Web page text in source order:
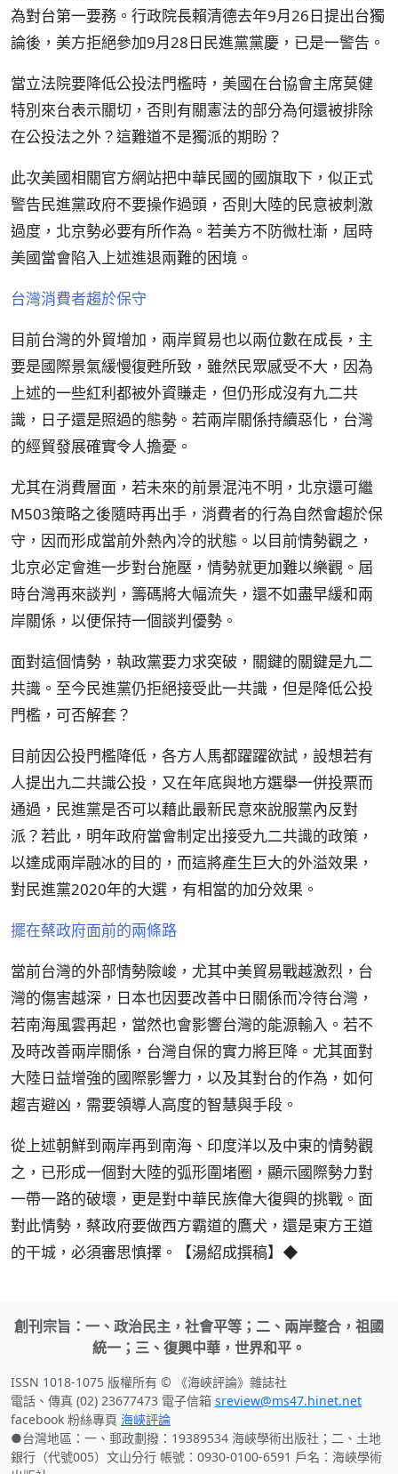
為對台第一要務。行政院長賴清德去年9月26日提出台獨
論後，美方拒絕參加9月28日民進黨黨慶，已是一警告。
當立法院要降低公投法門檻時，美國在台協會主席莫健
特別來台表示關切，否則有關憲法的部分為何還被排除
在公投法之外？這難道不是獨派的期盼？
此次美國相關官方網站把中華民國的國旗取下，似正式
警告民進黨政府不要操作過頭，否則大陸的民意被刺激
過度，北京勢必要有所作為。若美方不防微杜漸，屆時
美國當會陷入上述進退兩難的困境。
台灣消費者趨於保守
目前台灣的外貿增加，兩岸貿易也以兩位數在成長，主
要是國際景氣緩慢復甦所致，雖然民眾感受不大，因為
上述的一些紅利都被外資賺走，但仍形成沒有九二共
識，日子還是照過的態勢。若兩岸關係持續惡化，台灣
的經貿發展確實令人擔憂。
尤其在消費層面，若未來的前景混沌不明，北京還可繼
M503策略之後隨時再出手，消費者的行為自然會趨於保
守，因而形成當前外熱內冷的狀態。以目前情勢觀之，
北京必定會進一步對台施壓，情勢就更加難以樂觀。屆
時台灣再來談判，籌碼將大幅流失，還不如盡早緩和兩
岸關係，以便保持一個談判優勢。
面對這個情勢，執政黨要力求突破，關鍵的關鍵是九二
共識。至今民進黨仍拒絕接受此一共識，但是降低公投
門檻，可否解套？
目前因公投門檻降低，各方人馬都躍躍欲試，設想若有
人提出九二共識公投，又在年底與地方選舉一併投票而
通過，民進黨是否可以藉此最新民意來說服黨內反對
派？若此，明年政府當會制定出接受九二共識的政策，
以達成兩岸融冰的目的，而這將產生巨大的外溢效果，
對民進黨2020年的大選，有相當的加分效果。
擺在蔡政府面前的兩條路
當前台灣的外部情勢險峻，尤其中美貿易戰越激烈，台
灣的傷害越深，日本也因要改善中日關係而冷待台灣，
若南海風雲再起，當然也會影響台灣的能源輸入。若不
及時改善兩岸關係，台灣自保的實力將巨降。尤其面對
大陸日益增強的國際影響力，以及其對台的作為，如何
趨吉避凶，需要領導人高度的智慧與手段。
從上述朝鮮到兩岸再到南海、印度洋以及中東的情勢觀
之，已形成一個對大陸的弧形圍堵圈，顯示國際勢力對
一帶一路的破壞，更是對中華民族偉大復興的挑戰。面
對此情勢，蔡政府要做西方霸道的鷹犬，還是東方王道
的干城，必須審思慎擇。【湯紹成撰稿】◆
創刊宗旨：一、政治民主，社會平等；二、兩岸整合，祖國
統一；三、復興中華，世界和平。
ISSN 1018-1075 版權所有 © 《海峽評論》雜誌社
電話、傳真 (02) 23677473 電子信箱 sreview@ms47.hinet.net
facebook 粉絲專頁 海峽評論
●台灣地區：一、郵政劃撥：19389534 海峽學術出版社；二、土地
銀行（代號005）文山分行 帳號：0930-0100-6591 戶名：海峽學術